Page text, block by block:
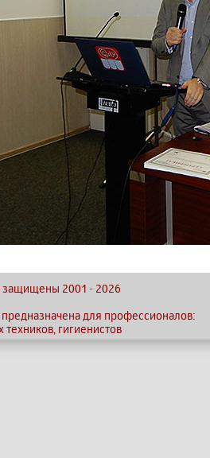
защищены 2001 - 2026
для профессионалов:
техников, гигиенистов